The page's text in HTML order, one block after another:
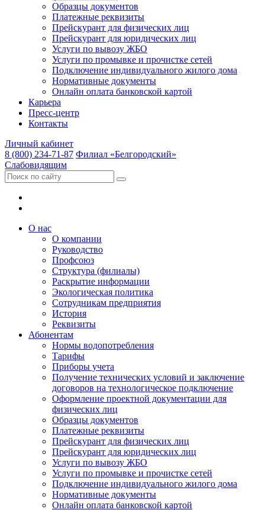
Образцы документов
Платежные реквизиты
Прейскурант для физических лиц
Прейскурант для юридических лиц
Услуги по вывозу ЖБО
Услуги по промывке и прочистке сетей
Подключение индивидуального жилого дома
Нормативные документы
Онлайн оплата банковской картой
Карьера
Пресс-центр
Контакты
Личный кабинет
8 (800) 234-71-87 Филиал «Белгородский»
Слабовидящим
О нас
О компании
Руководство
Профсоюз
Структура (филиалы)
Раскрытие информации
Экологическая политика
Сотрудникам предприятия
История
Реквизиты
Абонентам
Нормы водопотребления
Тарифы
Приборы учета
Получение технических условий и заключение
договоров на технологическое подключение
Оформление проектной документации для
физических лиц
Образцы документов
Платежные реквизиты
Прейскурант для физических лиц
Прейскурант для юридических лиц
Услуги по вывозу ЖБО
Услуги по промывке и прочистке сетей
Подключение индивидуального жилого дома
Нормативные документы
Онлайн оплата банковской картой